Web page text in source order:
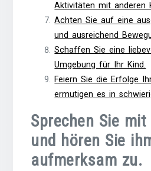
Aktivitäten mit anderen
Achten Sie auf eine
und ausreichend
Schaffen Sie eine
Umgebung für Ihr Kind.
Feiern Sie die Erfolge
ermutigen es in
Sprechen Sie
und hören Sie
aufmerksam zu.